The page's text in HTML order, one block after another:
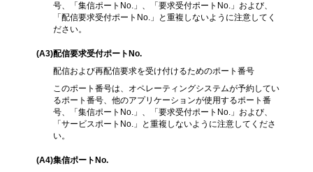
号、「集信ポートNo.」、「要求受付ポートNo.」および、
「配信要求受付ポートNo.」と重複しないように注意してく
ださい。
(A3)配信要求受付ポートNo.
配信および再配信要求を受け付けるためのポート番号
このポート番号は、オペレーティングシステムが予約してい
るポート番号、他のアプリケーションが使用するポート番
号、「集信ポートNo.」、「要求受付ポートNo.」および、
「サービスポートNo.」と重複しないように注意してくださ
い。
(A4)集信ポートNo.